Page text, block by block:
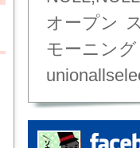
オープン
モーニング